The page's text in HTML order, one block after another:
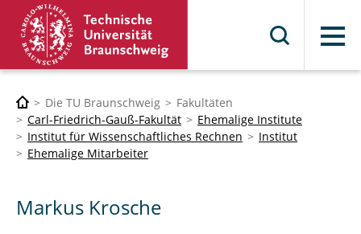
Menü
Die TU Braunschweig
Fakultäten
Carl-Friedrich-Gauß-Fakultät
Ehemalige Institute
Institut für Wissenschaftliches Rechnen
Institut
Ehemalige Mitarbeiter
Markus Krosche